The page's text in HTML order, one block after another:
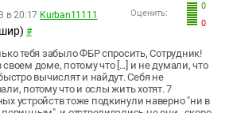
0
0
Оценить:
в 20:17 Kurban11111
#
тебя забыло ФБР спросить, Сотрудник!
доме, потому что [...] и не думали, что
вычислят и найдут. Себя не
потому что и ослы жить хотят. 7
устройств тоже подкинули наверно "ни в